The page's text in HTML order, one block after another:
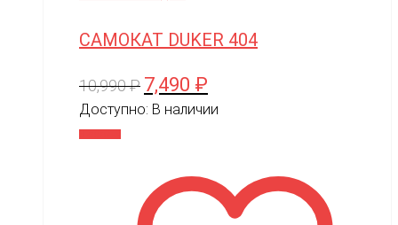
САМОКАТ DUKER 404
10,990₽ Первоначальная
цена
7,490 ₽
цена:
Доступно: В наличии